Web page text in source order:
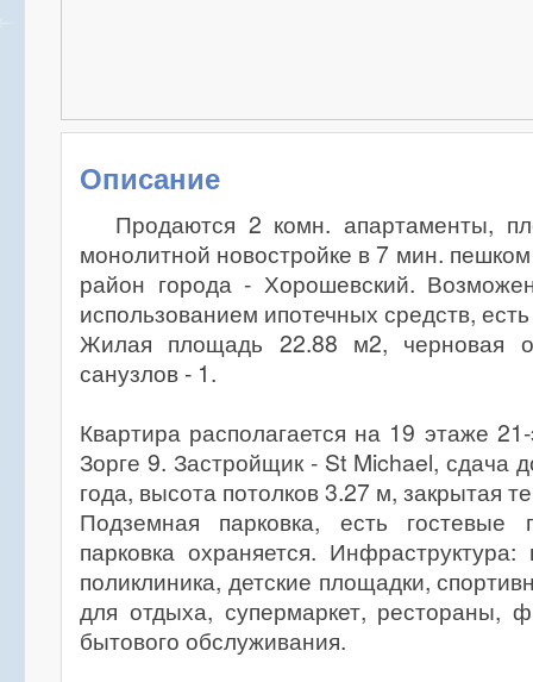
Описание
Продаются 2 комн. апартаменты,
монолитной новостройке в 7 мин.
район города - Хорошевский.
использованием ипотечных средств,
Жилая площадь 22.88 м2, черновая
санузлов - 1.
Квартира располагается на 19 этаже
Зорге 9. Застройщик - St Michael, сдача
года, высота потолков 3.27 м, закрытая
Подземная парковка, есть гостевые
парковка охраняется.
поликлиника, детские площадки,
для отдыха, супермаркет, рестораны,
бытового обслуживания.